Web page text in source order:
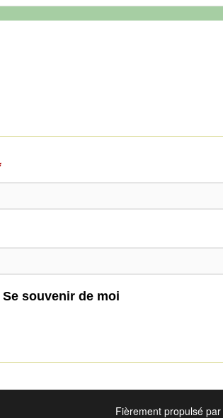
Obligatoire
Se souvenir de moi
Fièrement propulsé par